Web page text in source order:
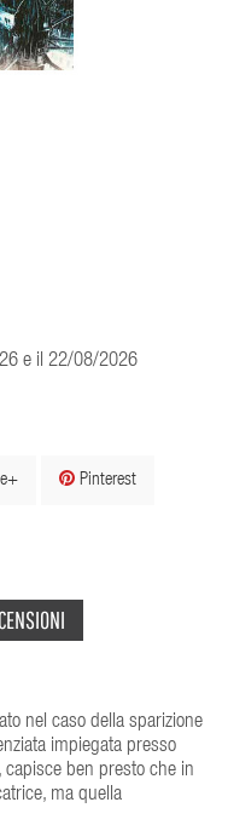
e il 22/08/2026
Pinterest
nel caso della sparizione
impiegata presso
capisce ben presto che in
ma quella